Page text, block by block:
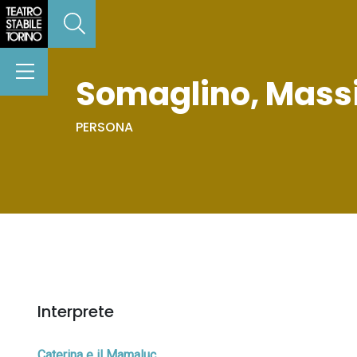
Somaglino,
PERSONA
Interprete